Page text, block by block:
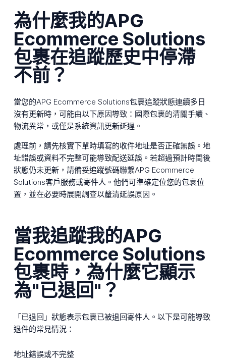
為什麼我的APG
Ecommerce Solutions
包裹在追蹤歷史中停滯
不前？
當您的APG Ecommerce Solutions包裹追蹤狀態連續多日
沒有更新時，可能由以下原因導致：國際包裹的清關手續、
物流異常，或僅是系統資訊更新延遲。
處理前，請先核實下單時填寫的收件地址是否正確無誤。地
址錯誤或資料不完整可能導致配送延誤。若超過預計時間後
狀態仍未更新，請備妥追蹤號碼聯繫APG Ecommerce
Solutions客戶服務或寄件人。他們可準確定位您的包裹位
置，並在必要時展開調查以釐清延誤原因。
當我追蹤我的APG
Ecommerce Solutions
包裹時，為什麼它顯示
為"已退回"？
「已退回」狀態表示包裹已被退回寄件人。以下是可能導致
退件的常見情況：
地址錯誤或不完整